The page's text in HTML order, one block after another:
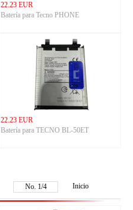
22.23 EUR
Batería para Tecno PHONE
22.23 EUR
Batería para TECNO BL-50ET
No. 1/4 Inicio